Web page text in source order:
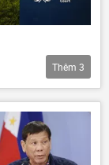
Thêm 3